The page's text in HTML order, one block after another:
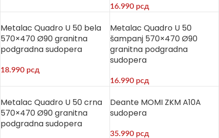
16.990 рсд
Metalac Quadro U 50 bela
570×470 Ø90 granitna
podgradna sudopera
18.990 рсд
Metalac Quadro U 50
šampanj 570×470 Ø90
granitna podgradna
sudopera
16.990 рсд
Metalac Quadro U 50 crna
570×470 Ø90 granitna
podgradna sudopera
Deante MOMI ZKM A10A
sudopera
35.990 рсд